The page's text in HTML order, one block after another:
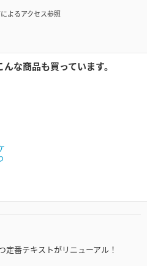
よるアクセス参照
な商品も買っています。
番テキストがリニューアル！